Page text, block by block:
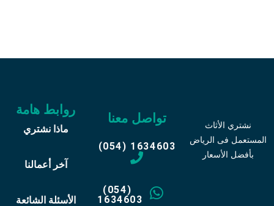
روابط هامة
ماذا نشتري
آخر أعمالنا
الأسئلة الشائعة
تواصل معنا
(054) 1634603
(054)
1634603
نشتري الأثاث
المستعمل فى الرياض
بأفضل الأسعار